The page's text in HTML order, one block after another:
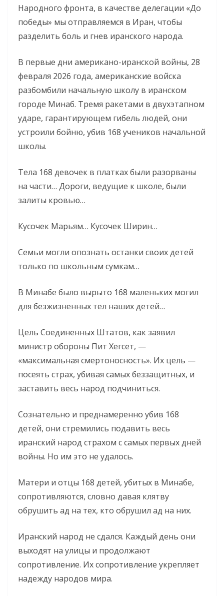
Народного фронта, в качестве делегации «До
победы» мы отправляемся в Иран, чтобы
разделить боль и гнев иранского народа.
В первые дни американо-иранской войны, 28
февраля 2026 года, американские войска
разбомбили начальную школу в иранском
городе Минаб. Тремя ракетами в двухэтапном
ударе, гарантирующем гибель людей, они
устроили бойню, убив 168 учеников начальной
школы.
Тела 168 девочек в платках были разорваны
на части… Дороги, ведущие к школе, были
залиты кровью…
Кусочек Марьям… Кусочек Ширин…
Семьи могли опознать останки своих детей
только по школьным сумкам…
В Минабе было вырыто 168 маленьких могил
для безжизненных тел наших детей…
Цель Соединенных Штатов, как заявил
министр обороны Пит Хегсет, —
«максимальная смертоносность». Их цель —
посеять страх, убивая самых беззащитных, и
заставить весь народ подчиниться.
Сознательно и преднамеренно убив 168
детей, они стремились подавить весь
иранский народ страхом с самых первых дней
войны. Но им это не удалось.
Матери и отцы 168 детей, убитых в Минабе,
сопротивляются, словно давая клятву
обрушить ад на тех, кто обрушил ад на них.
Иранский народ не сдался. Каждый день они
выходят на улицы и продолжают
сопротивление. Их сопротивление укрепляет
надежду народов мира.